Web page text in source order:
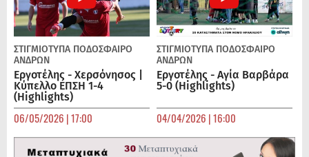
ΣΤΙΓΜΙΟΤΥΠΑ ΠΟΔΌΣΦΑΙΡΟ
ΑΝΔΡΏΝ
Εργοτέλης - Χερσόνησος |
Κύπελλο ΕΠΣΗ 1-4
(Highlights)
06/05/2026 | 17:00
ΣΤΙΓΜΙΟΤΥΠΑ ΠΟΔΌΣΦΑΙΡΟ
ΑΝΔΡΏΝ
Εργοτέλης - Αγία Βαρβάρα
5-0 (Highlights)
04/04/2026 | 16:00